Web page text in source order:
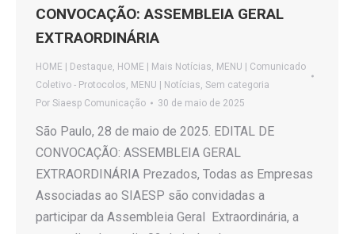
CONVOCAÇÃO: ASSEMBLEIA GERAL
EXTRAORDINÁRIA
HOME | Destaque, HOME | Mais Notícias, MENU | Comunicado
Coletivo - Protocolos, MENU | Notícias, Sem categoria
Por Siaesp Comunicação 30 de maio de 2025
São Paulo, 28 de maio de 2025. EDITAL DE
CONVOCAÇÃO: ASSEMBLEIA GERAL
EXTRAORDINÁRIA Prezados, Todas as Empresas
Associadas ao SIAESP são convidadas a
participar da Assembleia Geral Extraordinária, a